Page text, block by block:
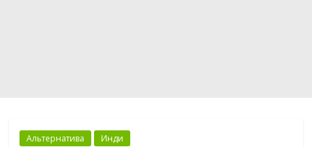
Альтернатива Инди